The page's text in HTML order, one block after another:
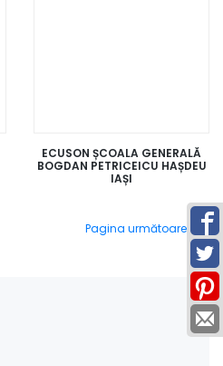
ECUSON ȘCOALA GENERALĂ
BOGDAN PETRICEICU HAȘDEU
IAȘI
Pagina următoare